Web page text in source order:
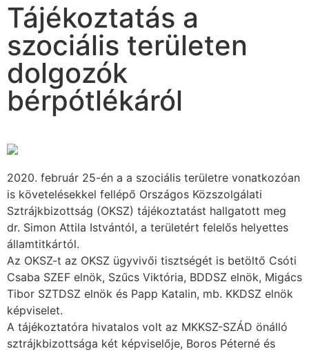
Tájékoztatás a
szociális területen
dolgozók
bérpótlékáról
2020. február 25-én a a szociális területre vonatkozóan
is követelésekkel fellépő Országos Közszolgálati
Sztrájkbizottság (OKSZ) tájékoztatást hallgatott meg
dr. Simon Attila Istvántól, a területért felelős helyettes
államtitkártól.
Az OKSZ-t az OKSZ ügyvivői tisztségét is betöltő Csóti
Csaba SZEF elnök, Szűcs Viktória, BDDSZ elnök, Migács
Tibor SZTDSZ elnök és Papp Katalin, mb. KKDSZ elnök
képviselet.
A tájékoztatóra hivatalos volt az MKKSZ-SZÁD önálló
sztrájkbizottsága két képviselője, Boros Péterné és